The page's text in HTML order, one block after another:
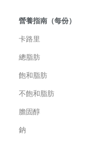
營養指南（每份）
卡路里
總脂肪
飽和脂肪
不飽和脂肪
膽固醇
鈉